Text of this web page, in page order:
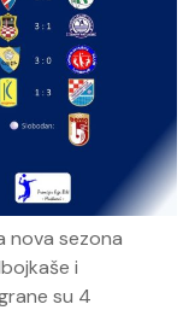
nova sezona
i
su 4